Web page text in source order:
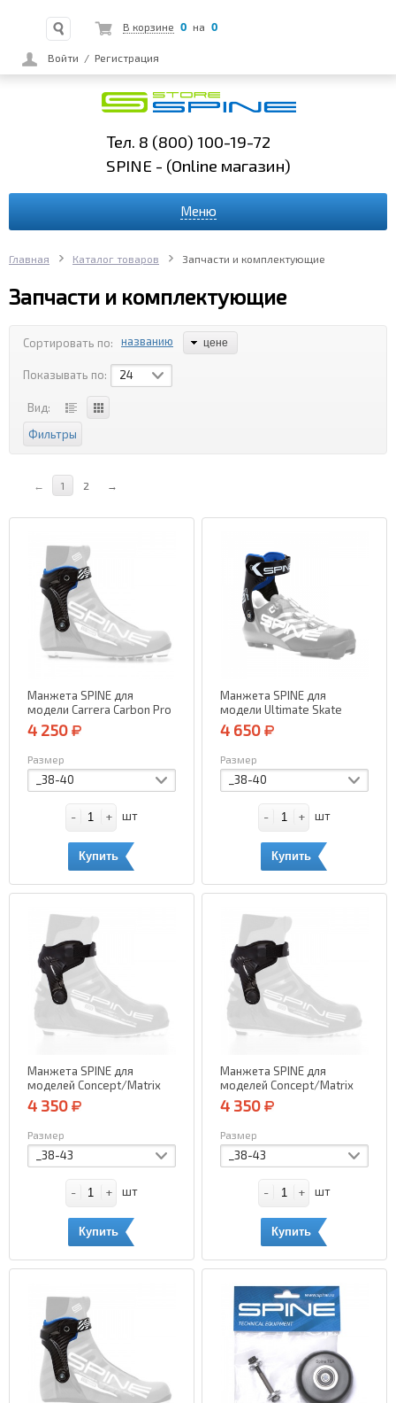
В корзине 0 на 0
Войти / Регистрация
Тел. 8 (800) 100-19-72
SPINE - (Online магазин)
Меню
Главная Каталог товаров Запчасти и комплектующие
Запчасти и комплектующие
Сортировать по: названию цене
Показывать по: 24
Вид:
Фильтры
← 1 2 →
Манжета SPINE для
модели Carrera Carbon Pro
(правая)
4 250
Размер
_38-40
- + шт
Купить
Манжета SPINE для
модели Ultimate Skate
(правая)
4 650
Размер
_38-40
- + шт
Купить
Манжета SPINE для
моделей Concept/Matrix
Carbon Skate (левый)
4 350
Размер
_38-43
- + шт
Купить
Манжета SPINE для
моделей Concept/Matrix
Carbon Skate (правый)
4 350
Размер
_38-43
- + шт
Купить